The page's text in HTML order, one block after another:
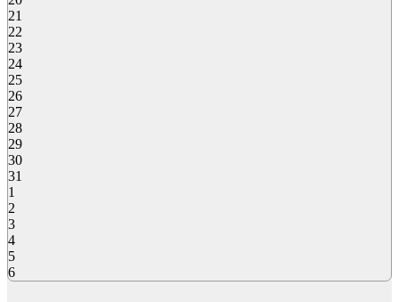
21
22
23
24
25
26
27
28
29
30
31
1
2
3
4
5
6